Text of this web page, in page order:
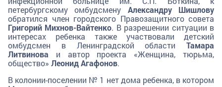
петербургскому омбудсмену Александру Шишлову
обратился член городского Правозащитного совета
Григорий Михнов-Вайтенко. В разрешении ситуации в
интересах ребенка также участвовали детский
омбудсмен в Ленинградской области Тамара
Литвинова и автор проекта «Женщина, тюрьма,
общество» Леонид Агафонов.
В колонии-поселении № 1 нет дома ребенка, в котором